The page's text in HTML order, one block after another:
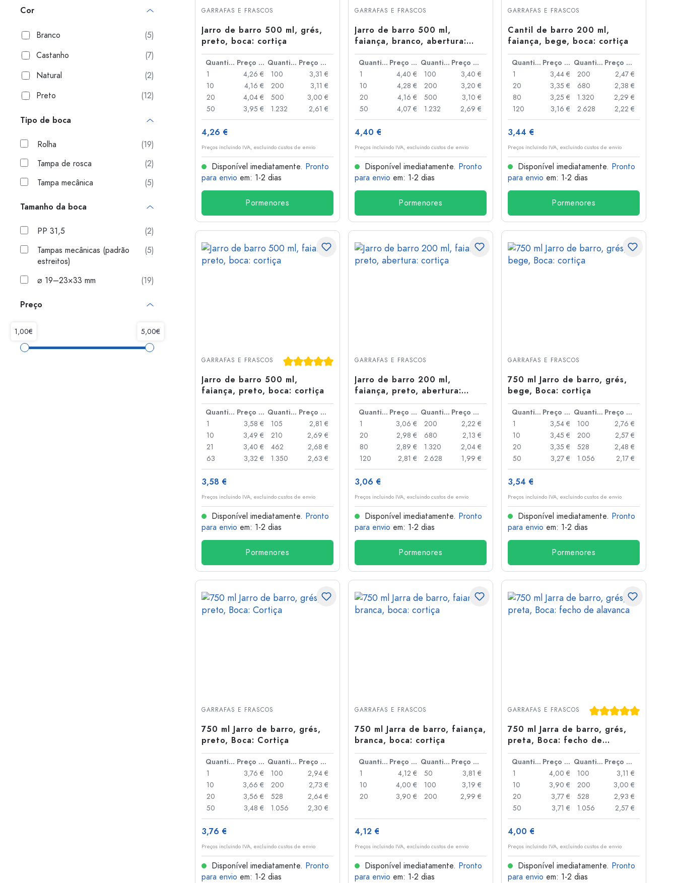
Garrafas de plastico
Garrafas de alumínio
Cor
Branco
(5)
Castanho
(7)
Natural
(2)
Preto
(12)
Tipo de boca
Rolha
(19)
Tampa de rosca
(2)
Tampa mecânica
(5)
Tamanho da boca
PP 31,5
(2)
Tampas mecânicas (padrão
estreitos)
(5)
⌀ 19–23×33 mm (19)
Preço
GARRAFAS E FRASCOS
Jarro de barro 500 ml, grés,
preto, boca: cortiça
Quantidade Preço por peça Quantidade
Preço por peça
1
4,26 €
10
4,16 €
20
4,04 €
50
3,95 €
100
3,31 €
200
3,11 €
500
3,00 €
1.232
2,61 €
4,26 €
Preços incluindo IVA, excluindo custos de envio
Disponível imediatamente. Pronto
para envio em: 1-2 dias
Pormenores
GARRAFAS E FRASCOS
Jarro de barro 500 ml,
faiança, branco, abertura:
cortiça
Quantidade Preço por peça Quantidade
Preço por peça
1
4,40 €
10
4,28 €
20
4,16 €
50
4,07 €
100
3,40 €
200
3,20 €
500
3,10 €
1.232
2,69 €
4,40 €
Preços incluindo IVA, excluindo custos de envio
Disponível imediatamente. Pronto
para envio em: 1-2 dias
Pormenores
GARRAFAS E FRASCOS
Cantil de barro 200 ml,
faiança, bege, boca: cortiça
Quantidade Preço por peça Quantidade
Preço por peça
1
3,44 €
20
3,35 €
80
3,25 €
120
3,16 €
200
2,47 €
680
2,38 €
1.320
2,29 €
2.628
2,22 €
3,44 €
Preços incluindo IVA, excluindo custos de envio
Disponível imediatamente. Pronto
para envio em: 1-2 dias
Pormenores
Classificação média de 5 de 5 estrelas
GARRAFAS E FRASCOS
Jarro de barro 500 ml,
faiança, preto, boca: cortiça
Quantidade Preço por peça Quantidade
Preço por peça
1
3,58 €
10
3,49 €
21
3,40 €
63
3,32 €
105
2,81 €
210
2,69 €
462
2,68 €
1.350
2,63 €
3,58 €
Preços incluindo IVA, excluindo custos de envio
Disponível imediatamente. Pronto
para envio em: 1-2 dias
Pormenores
GARRAFAS E FRASCOS
Jarro de barro 200 ml,
faiança, preto, abertura:
cortiça
Quantidade Preço por peça Quantidade
Preço por peça
1
3,06 €
20
2,98 €
80
2,89 €
120
2,81 €
200
2,22 €
680
2,13 €
1.320
2,04 €
2.628
1,99 €
3,06 €
Preços incluindo IVA, excluindo custos de envio
Disponível imediatamente. Pronto
para envio em: 1-2 dias
Pormenores
GARRAFAS E FRASCOS
750 ml Jarro de barro, grés,
bege, Boca: cortiça
Quantidade Preço por peça Quantidade
Preço por peça
1
3,54 €
10
3,45 €
20
3,35 €
50
3,27 €
100
2,76 €
200
2,57 €
528
2,48 €
1.056
2,17 €
3,54 €
Preços incluindo IVA, excluindo custos de envio
Disponível imediatamente. Pronto
para envio em: 1-2 dias
Pormenores
GARRAFAS E FRASCOS
750 ml Jarro de barro, grés,
preto, Boca: Cortiça
Quantidade Preço por peça Quantidade
Preço por peça
1
3,76 €
10
3,66 €
20
3,56 €
50
3,48 €
100
2,94 €
200
2,73 €
528
2,64 €
1.056
2,30 €
3,76 €
Preços incluindo IVA, excluindo custos de envio
Disponível imediatamente. Pronto
para envio em: 1-2 dias
GARRAFAS E FRASCOS
750 ml Jarra de barro, faiança,
branca, boca: cortiça
Quantidade Preço por peça Quantidade
Preço por peça
1
4,12 €
10
4,00 €
20
3,90 €
50
3,81 €
100
3,19 €
200
2,99 €
4,12 €
Preços incluindo IVA, excluindo custos de envio
Disponível imediatamente. Pronto
para envio em: 1-2 dias
Classificação média
GARRAFAS E FRASCOS
750 ml Jarra de barro, grés,
preta, Boca: fecho de
alavanca
Quantidade Preço por peça Quantidade
Preço por peça
1
4,00 €
10
3,90 €
20
3,77 €
50
3,71 €
100
3,11 €
200
3,00 €
528
2,93 €
1.056
2,57 €
4,00 €
Preços incluindo IVA, excluindo custos de envio
Disponível imediatamente. Pronto
para envio em: 1-2 dias